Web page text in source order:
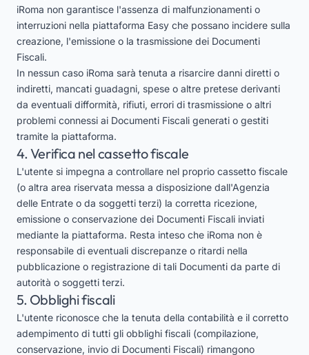
iRoma non garantisce l'assenza di malfunzionamenti o
interruzioni nella piattaforma Easy che possano incidere sulla
creazione, l'emissione o la trasmissione dei Documenti
Fiscali.
In nessun caso iRoma sarà tenuta a risarcire danni diretti o
indiretti, mancati guadagni, spese o altre pretese derivanti
da eventuali difformità, rifiuti, errori di trasmissione o altri
problemi connessi ai Documenti Fiscali generati o gestiti
tramite la piattaforma.
4. Verifica nel cassetto fiscale
L'utente si impegna a controllare nel proprio cassetto fiscale
(o altra area riservata messa a disposizione dall'Agenzia
delle Entrate o da soggetti terzi) la corretta ricezione,
emissione o conservazione dei Documenti Fiscali inviati
mediante la piattaforma. Resta inteso che iRoma non è
responsabile di eventuali discrepanze o ritardi nella
pubblicazione o registrazione di tali Documenti da parte di
autorità o soggetti terzi.
5. Obblighi fiscali
L'utente riconosce che la tenuta della contabilità e il corretto
adempimento di tutti gli obblighi fiscali (compilazione,
conservazione, invio di Documenti Fiscali) rimangono